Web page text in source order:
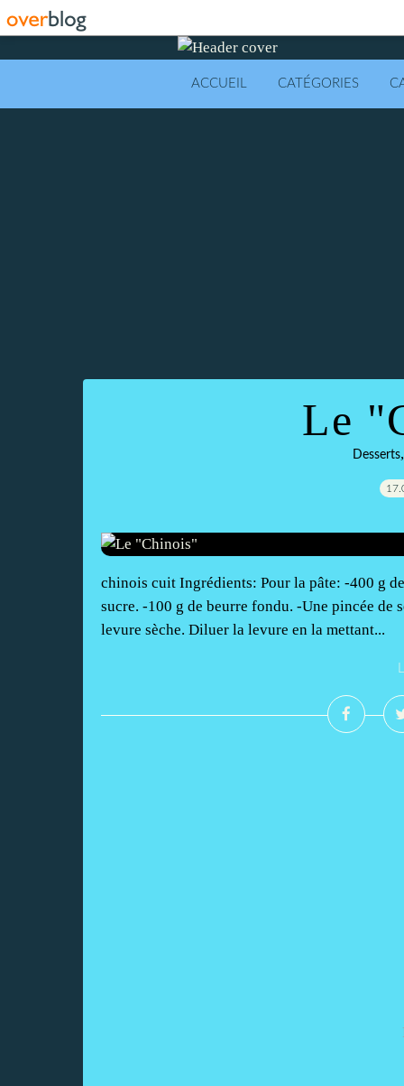
ACCUEIL CATÉGORIES
Le
Desserts,
chinois cuit Ingrédients: Pour la pâte: -400 g
sucre. -100 g de beurre fondu. -Une pincée de
levure sèche. Diluer la levure en la mettant...